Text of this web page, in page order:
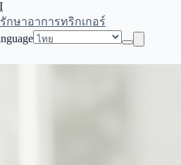
กษาอาการทริกเกอร์